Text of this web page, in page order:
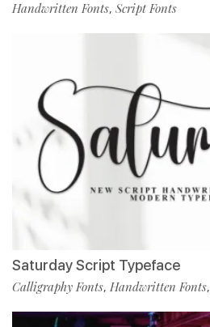
Handwritten Fonts, Script Fonts
Saturday Script Typeface
Calligraphy Fonts, Handwritten Fonts,